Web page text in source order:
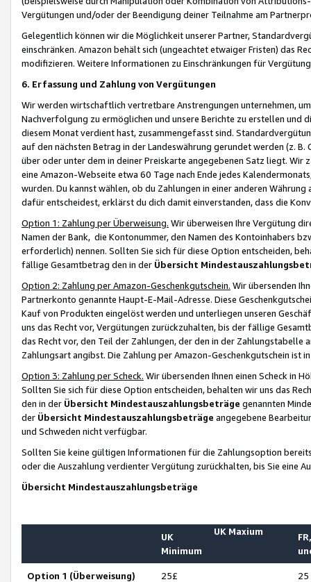
Vergütungen und/oder der Beendigung deiner Teilnahme am
Gelegentlich können wir die Möglichkeit unserer Partner,
einschränken. Amazon behält sich (ungeachtet etwaiger Fristen) das
modifizieren. Weitere Informationen zu Einschränkungen für
6. Erfassung und Zahlung von Vergütungen
Wir werden wirtschaftlich vertretbare Anstrengungen unternehmen,
Nachverfolgung zu ermöglichen und unsere Berichte zu erstellen und
diesem Monat verdient hast, zusammengefasst sind.
auf den nächsten Betrag in der Landeswährung gerundet werden (z.
über oder unter dem in deiner Preiskarte angegebenen Satz liegt.
eine Amazon-Webseite etwa 60 Tage nach Ende jedes
wurden. Du kannst wählen, ob du Zahlungen in einer anderen
dafür entscheidest, erklärst du dich damit einverstanden, dass die
Option 1: Zahlung per Überweisung. Wir überweisen Ihre Vergütung
Namen der Bank, die Kontonummer, den Namen des Kontoinhabers
erforderlich) nennen. Sollten Sie sich für diese Option entscheiden,
fällige Gesamtbetrag den in der Übersicht
Option 2: Zahlung per Amazon-Geschenkgutschein. Wir übersenden
Partnerkonto genannte Haupt-E-Mail-Adresse. Diese
Kauf von Produkten eingelöst werden und unterliegen unseren
uns das Recht vor, Vergütungen zurückzuhalten, bis der fällige
das Recht vor, den Teil der Zahlungen, der den in der
Zahlungsart angibst. Die Zahlung per Amazon-Geschenkgutschein ist
Option 3: Zahlung per Scheck. Wir übersenden Ihnen einen Scheck in
Sollten Sie sich für diese Option entscheiden, behalten wir uns das
den in der Übersicht Mindestauszahlungsbeträge genannten
der Übersicht Mindestauszahlungsbeträge angegebene
und Schweden nicht verfügbar.
Sollten Sie keine gültigen Informationen für die Zahlungsoption
oder die Auszahlung verdienter Vergütung zurückhalten, bis Sie
Übersicht Mindestauszahlungsbeträge
UK
Minimum
UK Maxium
Option 1 (Überweisung) 25£ 25